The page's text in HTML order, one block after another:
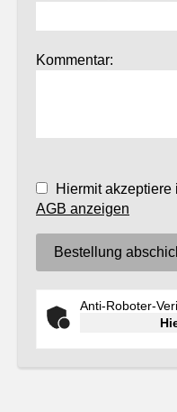
Kommentar:
Hiermit akzeptiere
AGB anzeigen
Anti-Roboter-